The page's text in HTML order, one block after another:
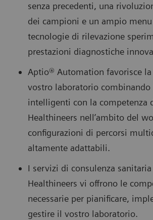
senza precedenti, una
dei campioni e un ampio
tecnologie di rilevazione
prestazioni diagnostiche
Aptio® Automation favorisce
vostro laboratorio
intelligenti con la competenza
Healthineers nell’ambito del
configurazioni di percorsi
altamente adattabili.
I servizi di consulenza sanitaria
Healthineers vi offrono le
necessarie per pianificare,
gestire il vostro laboratorio.